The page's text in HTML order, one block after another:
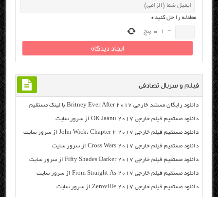
معادله را حل کنید*
−
1
= پنج
فیلم و سریال تصادفی
دانلود رایگان مسنتد خارجی Britney Ever After 2017 با لینک مستقیم
دانلود مستقیم فیلم خارجی OK Jaanu 2017 از سرور سایت
دانلود مستقیم فیلم خارجی John Wick: Chapter 2 2017 از سرور سایت
دانلود مستقیم فیلم خارجی Cross Wars 2017 از سرور سایت
دانلود مستقیم فیلم خارجی Fifty Shades Darker 2017 از سرور سایت
دانلود مستقیم فیلم خارجی From Straight As 2017 از سرور سایت
دانلود مستقیم فیلم خارجی Zeroville 2017 از سرور سایت